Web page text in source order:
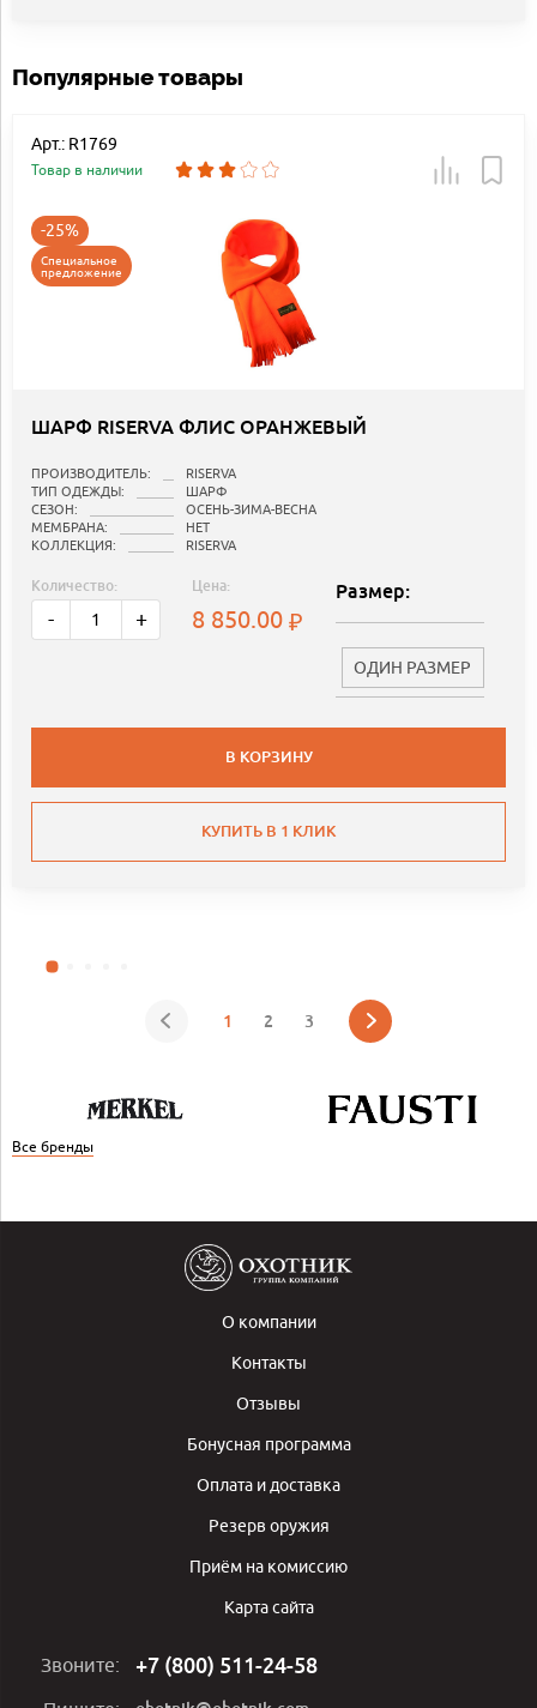
Популярные товары
Арт.: R1769
Товар в наличии
-25%
Специальное
предложение
ШАРФ RISERVA ФЛИС ОРАНЖЕВЫЙ
ПРОИЗВОДИТЕЛЬ:
RISERVA
ТИП ОДЕЖДЫ:
ШАРФ
СЕЗОН:
ОСЕНЬ-ЗИМА-ВЕСНА
МЕМБРАНА:
НЕТ
КОЛЛЕКЦИЯ:
RISERVA
Количество:
- +
Цена:
8 850.00
Размер:
ОДИН РАЗМЕР
В КОРЗИНУ
КУПИТЬ В 1 КЛИК
1 2 3
Все бренды
О компании
Контакты
Отзывы
Бонусная программа
Оплата и доставка
Резерв оружия
Приём на комиссию
Карта сайта
Звоните: +7 (800) 511-24-58